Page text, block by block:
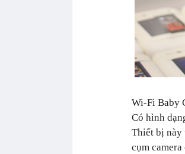
Wi-Fi Baby
Có hình
Thiết bị này
cụm